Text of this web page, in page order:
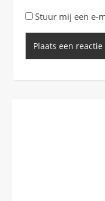
Stuur mij een e-